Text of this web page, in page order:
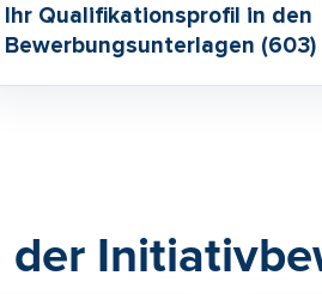
Ihr Qualifikationsprofil in den
Bewerbungsunterlagen (603)
der